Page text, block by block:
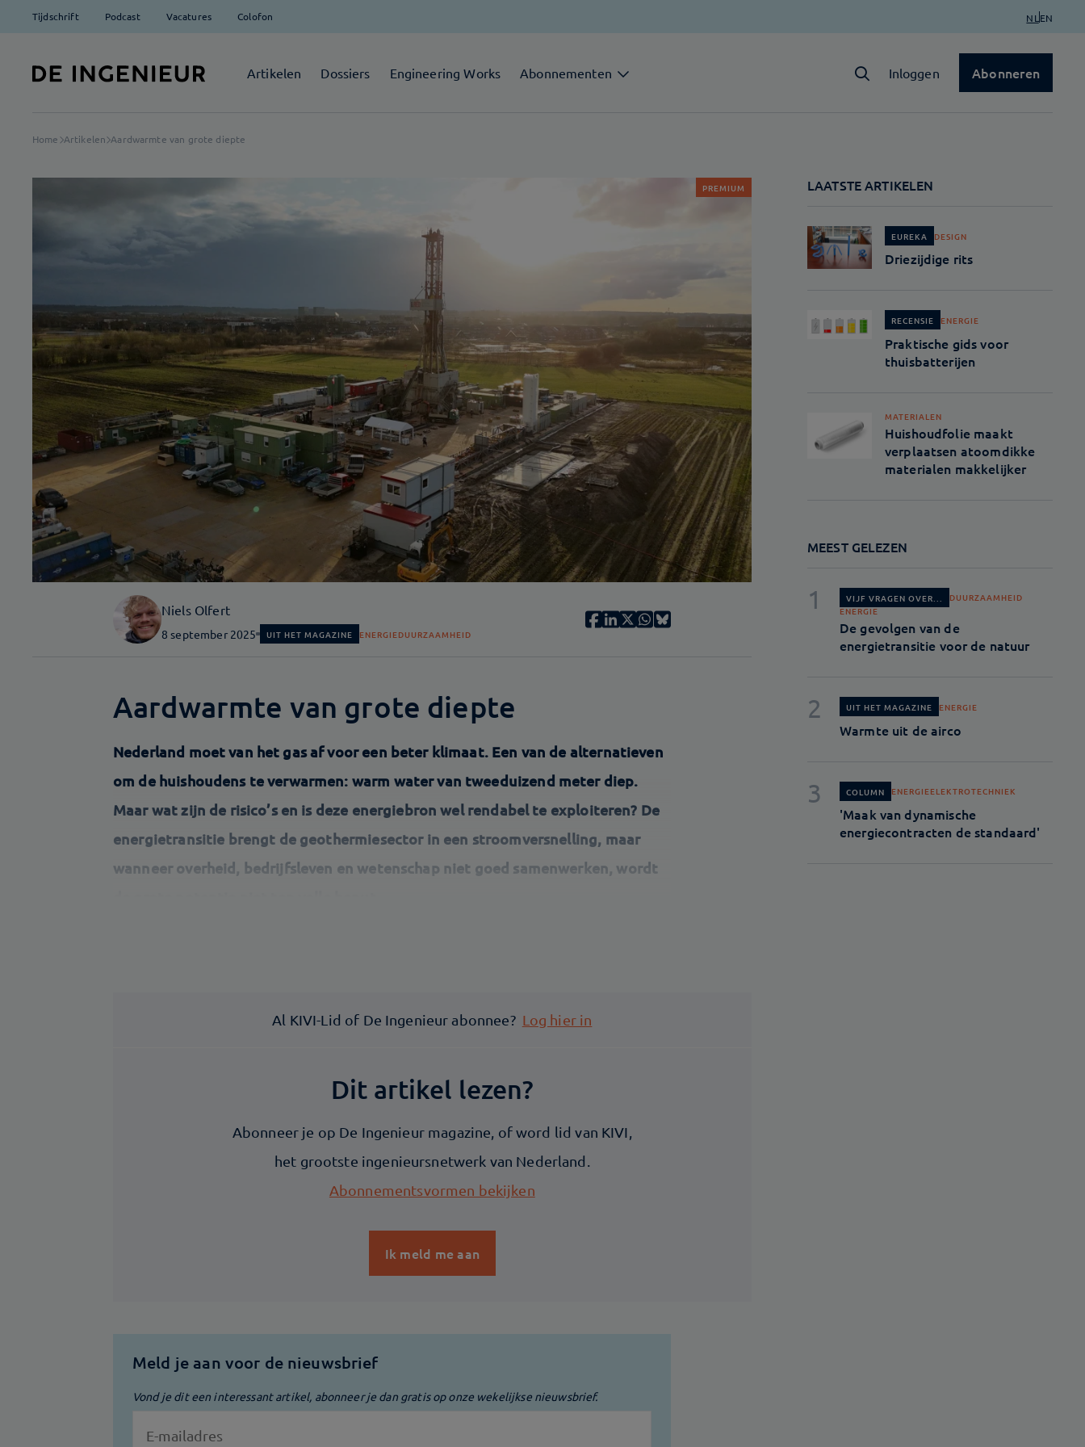
Tijdschrift Podcast Vacatures Colofon NL EN
Artikelen Dossiers Engineering Works Abonnementen Inloggen Abonneren
Home Artikelen Aardwarmte van grote diepte
PREMIUM
Niels Olfert
8 september 2025 UIT HET MAGAZINE ENERGIEDUURZAAMHEID
Aardwarmte van grote diepte
Nederland moet van het gas af voor een beter klimaat. Een van de alternatieven
om de huishoudens te verwarmen: warm water van tweeduizend meter diep.
Maar wat zijn de risico’s en is deze energiebron wel rendabel te exploiteren? De
energietransitie brengt de geothermiesector in een stroomversnelling, maar
wanneer overheid, bedrijfsleven en wetenschap niet goed samenwerken, wordt
Al KIVI-Lid of De Ingenieur abonnee? Log hier in
Dit artikel lezen?
Abonneer je op De Ingenieur magazine, of word lid van KIVI,
het grootste ingenieursnetwerk van Nederland.
Abonnementsvormen bekijken
Ik meld me aan
Meld je aan voor de nieuwsbrief
Vond je dit een interessant artikel, abonneer je dan gratis op onze wekelijkse nieuwsbrief.
LAATSTE ARTIKELEN
EUREKA DESIGN
Driezijdige rits
RECENSIE ENERGIE
Praktische gids voor
thuisbatterijen
MATERIALEN
Huishoudfolie maakt
verplaatsen atoomdikke
materialen makkelijker
MEEST GELEZEN
VIJF VRAGEN OVER...
DUURZAAMHEID
ENERGIE
De gevolgen van de
energietransitie voor de natuur
UIT HET MAGAZINE ENERGIE
Warmte uit de airco
COLUMN ENERGIEELEKTROTECHNIEK
'Maak van dynamische
energiecontracten de standaard'